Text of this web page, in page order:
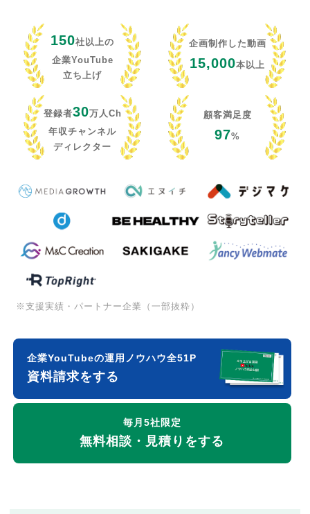
150社以上の
企業YouTube
立ち上げ
企画制作した動画
15,000本以上
登録者30万人Ch
年収チャンネル
ディレクター
顧客満足度
97%
※支援実績・パートナー企業（一部抜粋）
企業YouTubeの運用ノウハウ全51P
資料請求をする
毎月5社限定
無料相談・見積りをする